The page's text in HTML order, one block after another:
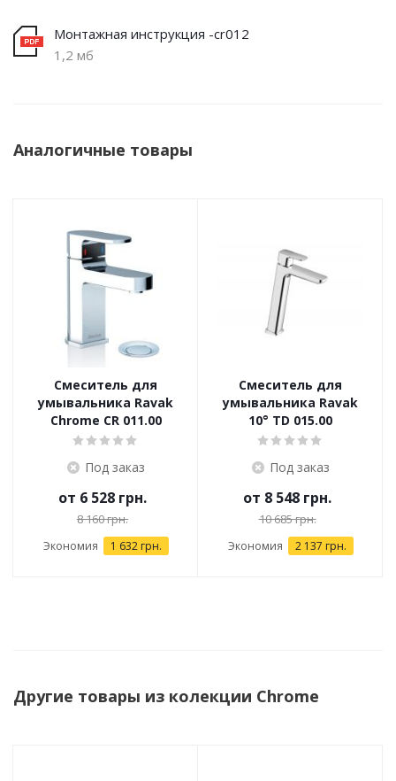
Монтажная инструкция -cr012
1,2 мб
Аналогичные товары
Смеситель для
умывальника Ravak
Chrome CR 011.00
Под заказ
от 6 528 грн.
8 160 грн.
Экономия 1 632 грн.
Смеситель для
умывальника Ravak
10° TD 015.00
Под заказ
от 8 548 грн.
10 685 грн.
Экономия 2 137 грн.
Другие товары из колекции Chrome